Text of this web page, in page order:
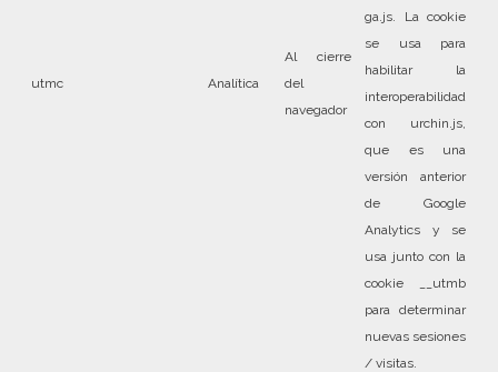
utmc Analítica
Al cierre
del
navegador
ga.js. La cookie
se usa para
habilitar la
interoperabilidad
con urchin.js,
que es una
versión anterior
de Google
Analytics y se
usa junto con la
cookie __utmb
para determinar
nuevas sesiones
/ visitas.